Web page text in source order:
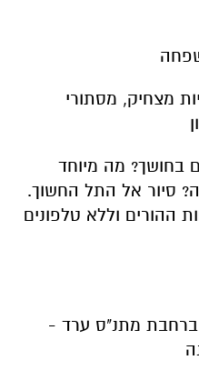
מצחיק, מסתורי
בחושך? מה מיוחד
סיור אל התל החשוך.
ההורים וללא טלפונים
אומנים ברחבת מתנ"ס ערד -